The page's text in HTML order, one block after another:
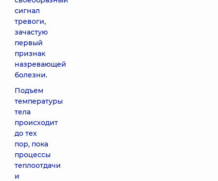
сигнал
тревоги,
зачастую
первый
признак
назревающей
болезни.
Подъем
температуры
тела
происходит
до тех
пор, пока
процессы
теплоотдачи
и